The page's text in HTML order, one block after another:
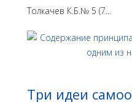
Толкачев К.Б.№ 5 (7...
Три идеи